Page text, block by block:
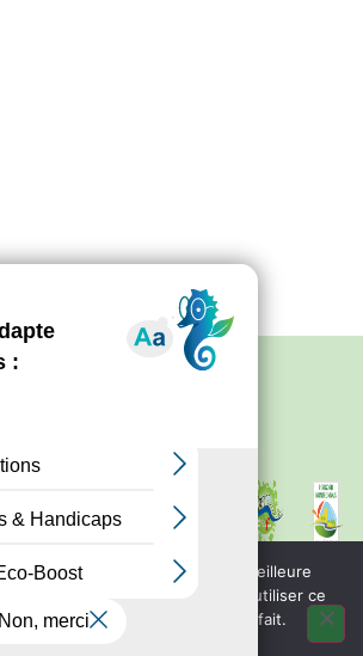
de confidentialité
Mentions
touristique de Nontron
Bureau d'information
cookies pour vous garantir la meilleure
site web. Si vous continuez à utiliser ce
que vous en êtes satisfait.